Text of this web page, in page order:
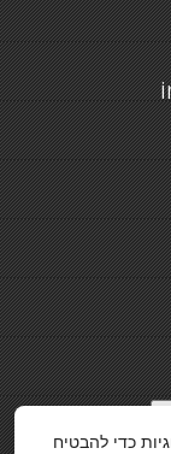
כדי להבטיח